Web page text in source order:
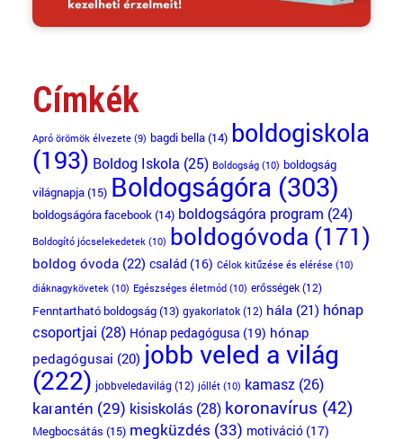
Címkék
Apró örömök élvezete(9) bagdi bella(14) boldogiskola
(193) Boldog Iskola (25) Boldogság(10) boldogság
világnapja(15) Boldogságóra (303)
boldogságóra facebook(14) boldogságóra program (24)
Boldogító jócselekedetek(10) boldogóvoda (171)
boldog óvoda(22) család (16) Célok kitűzése és elérése(10)
diáknagykövetek(10) Egészséges életmód(10) erősségek(12)
Fenntartható boldogság(13) gyakorlatok(12) hála(21) hónap
csoportjai (28) Hónap pedagógusa (19) hónap
pedagógusai (20) jobb veled a világ
(222) jobbveledavilág (12) jóllét(10) kamasz(26)
karantén (29) kisiskolás(28) koronavírus (42)
Megbocsátás (15) megküzdés (33) motiváció(17)